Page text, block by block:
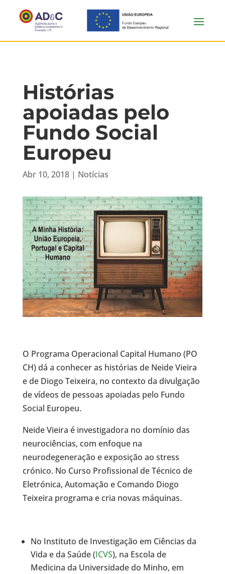
Histórias
apoiadas pelo
Fundo Social
Europeu
Abr 10, 2018| Notícias
O Programa Operacional Capital Humano (PO
CH) dá a conhecer as histórias de Neide Vieira
e de Diogo Teixeira, no contexto da divulgação
de vídeos de pessoas apoiadas pelo Fundo
Social Europeu.
Neide Vieira é investigadora no domínio das
neurociências, com enfoque na
neurodegeneração e exposição ao stress
crónico. No Curso Profissional de Técnico de
Eletrónica, Automação e Comando Diogo
Teixeira programa e cria novas máquinas.
No Instituto de Investigação em Ciências da
Vida e da Saúde (ICVS), na Escola de
Medicina da Universidade do Minho, em